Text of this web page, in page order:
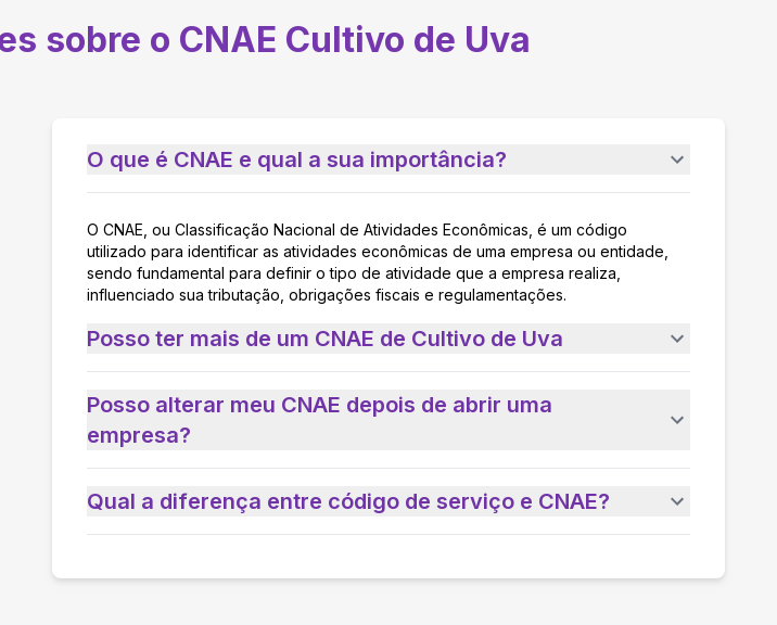
sobre o CNAE Cultivo de Uva
O que é CNAE e qual a sua importância?
O CNAE, ou Classificação Nacional de Atividades Econômicas, é um código
utilizado para identificar as atividades econômicas de uma empresa ou entidade,
sendo fundamental para definir o tipo de atividade que a empresa realiza,
influenciado sua tributação, obrigações fiscais e regulamentações.
Posso ter mais de um CNAE de Cultivo de Uva
Posso alterar meu CNAE depois de abrir uma
empresa?
Qual a diferença entre código de serviço e CNAE?